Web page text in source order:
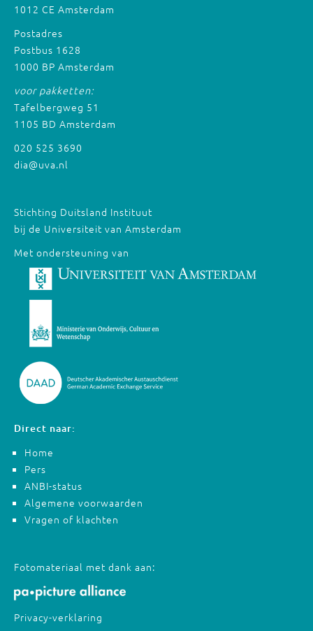
1012 CE Amsterdam
Postadres
Postbus 1628
1000 BP Amsterdam
voor pakketten:
Tafelbergweg 51
1105 BD Amsterdam
020 525 3690
dia@uva.nl
Stichting Duitsland Instituut
bij de Universiteit van Amsterdam
Met ondersteuning van
Direct naar:
Home
Pers
ANBI-status
Algemene voorwaarden
Vragen of klachten
Fotomateriaal met dank aan:
Privacy-verklaring